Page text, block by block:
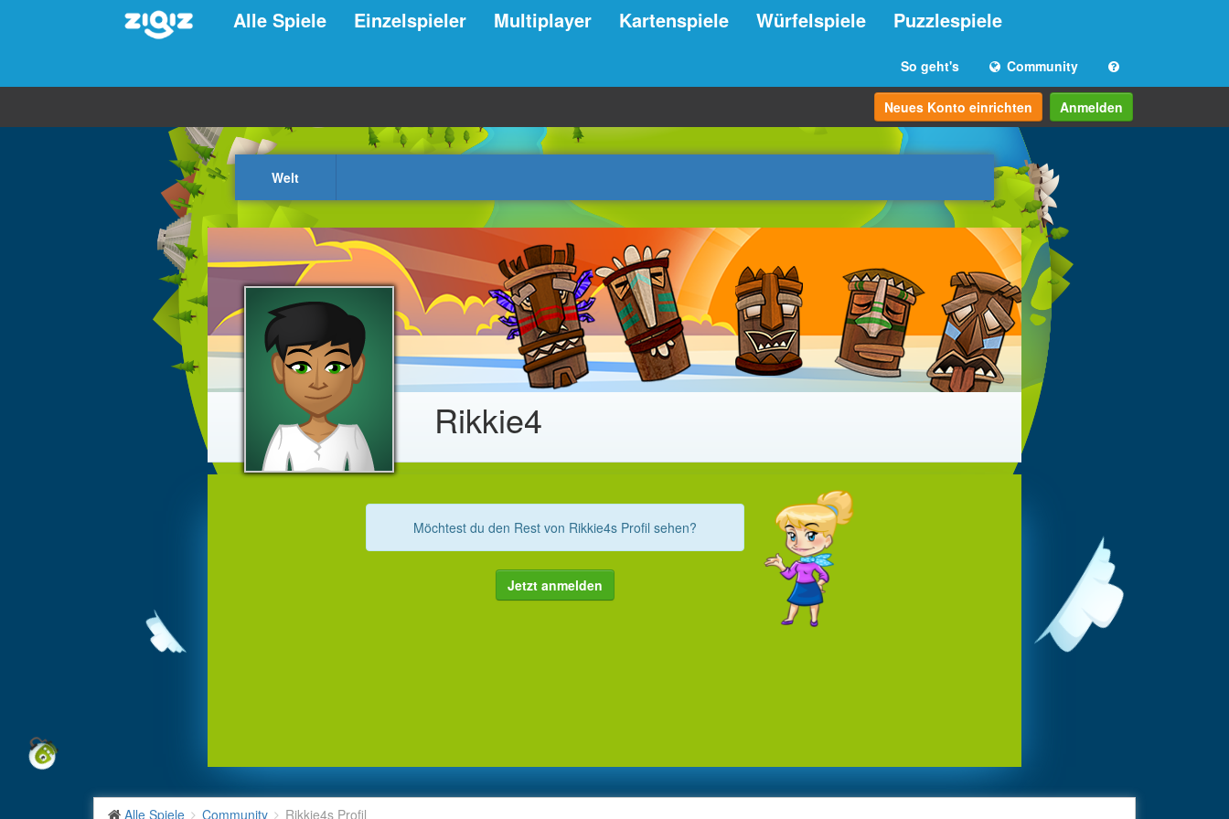
Alle Spiele Einzelspieler Multiplayer Kartenspiele Würfelspiele Puzzlespiele
So geht's Community
Neues Konto einrichten Anmelden
Welt
Rikkie4
Möchtest du den Rest von Rikkie4s Profil sehen?
Jetzt anmelden
Alle Spiele Community Rikkie4s Profil